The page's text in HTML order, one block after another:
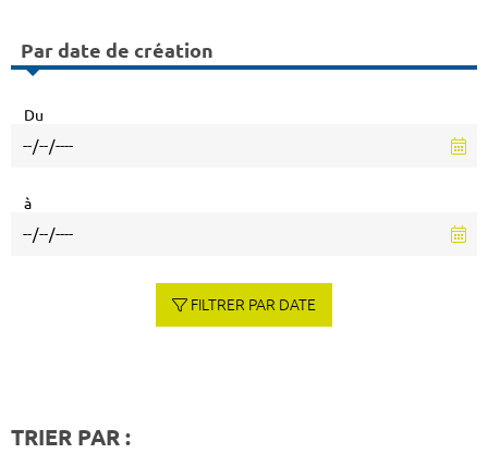
Par date de création
Du
à
FILTRER PAR DATE
TRIER PAR :